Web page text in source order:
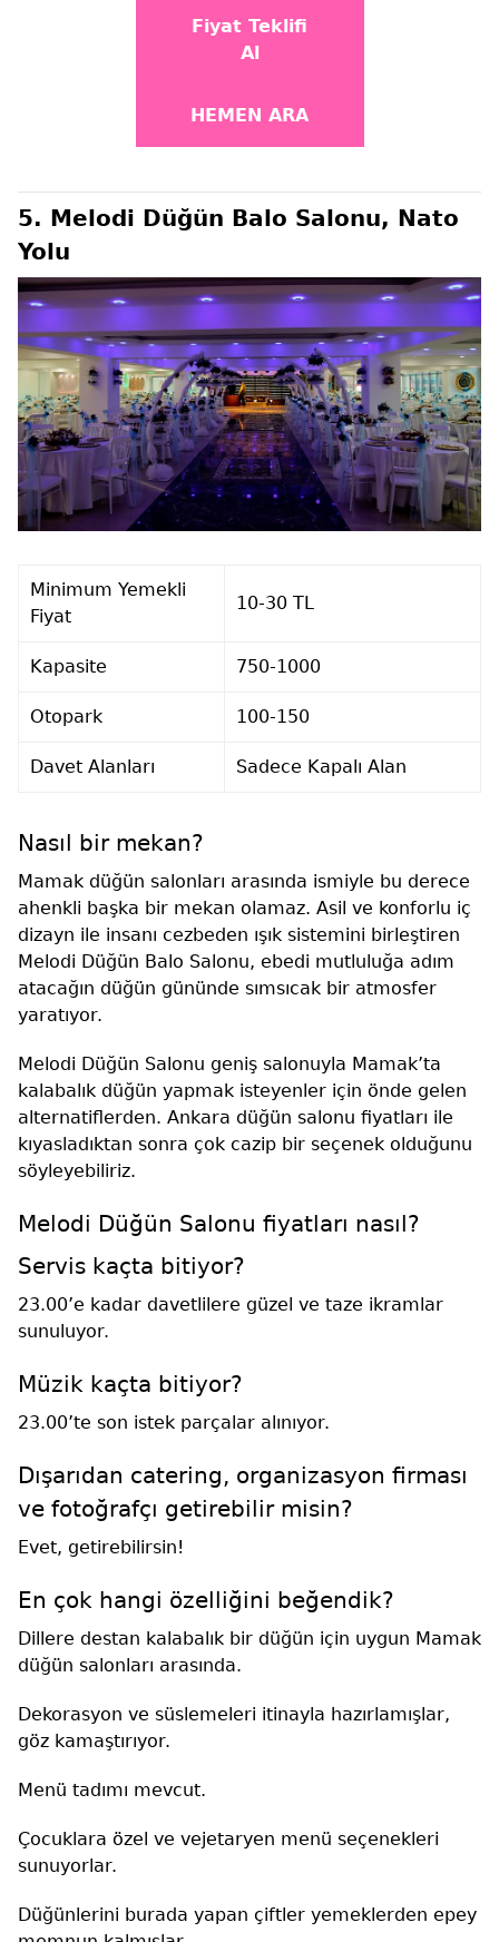
Fiyat Teklifi
Al
HEMEN ARA
5. Melodi Düğün Balo Salonu, Nato
Yolu
Minimum Yemekli
Fiyat
10-30 TL
Kapasite 750-1000
Otopark 100-150
Davet Alanları Sadece Kapalı Alan
Nasıl bir mekan?
Mamak düğün salonları arasında ismiyle bu derece
ahenkli başka bir mekan olamaz. Asil ve konforlu iç
dizayn ile insanı cezbeden ışık sistemini birleştiren
Melodi Düğün Balo Salonu, ebedi mutluluğa adım
atacağın düğün gününde sımsıcak bir atmosfer
yaratıyor.
Melodi Düğün Salonu geniş salonuyla Mamak’ta
kalabalık düğün yapmak isteyenler için önde gelen
alternatiflerden. Ankara düğün salonu fiyatları ile
kıyasladıktan sonra çok cazip bir seçenek olduğunu
söyleyebiliriz.
Melodi Düğün Salonu fiyatları nasıl?
Servis kaçta bitiyor?
23.00’e kadar davetlilere güzel ve taze ikramlar
sunuluyor.
Müzik kaçta bitiyor?
23.00’te son istek parçalar alınıyor.
Dışarıdan catering, organizasyon firması
ve fotoğrafçı getirebilir misin?
Evet, getirebilirsin!
En çok hangi özelliğini beğendik?
Dillere destan kalabalık bir düğün için uygun Mamak
düğün salonları arasında.
Dekorasyon ve süslemeleri itinayla hazırlamışlar,
göz kamaştırıyor.
Menü tadımı mevcut.
Çocuklara özel ve vejetaryen menü seçenekleri
sunuyorlar.
Düğünlerini burada yapan çiftler yemeklerden epey